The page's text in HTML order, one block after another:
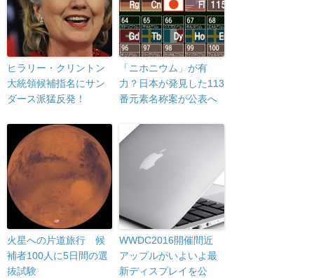
ヒラリー・クリントン
大統領候補指名にサン
ダース派猛反発！
「ニホニウム」が有
力？日本が発見した113
番元素名称案が公表へ
火星への片道旅行 候
補者100人に5日間の選
抜試験
WWDC2016開催間近
アップルがいよいよ最
新ディスプレイを公